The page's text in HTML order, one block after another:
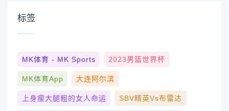
标签
MK体育 - MK Sports 2023男篮世界杯
MK体育App 大连阿尔滨
上身瘦大腿粗的女人命运 SBV精英vs布雷达